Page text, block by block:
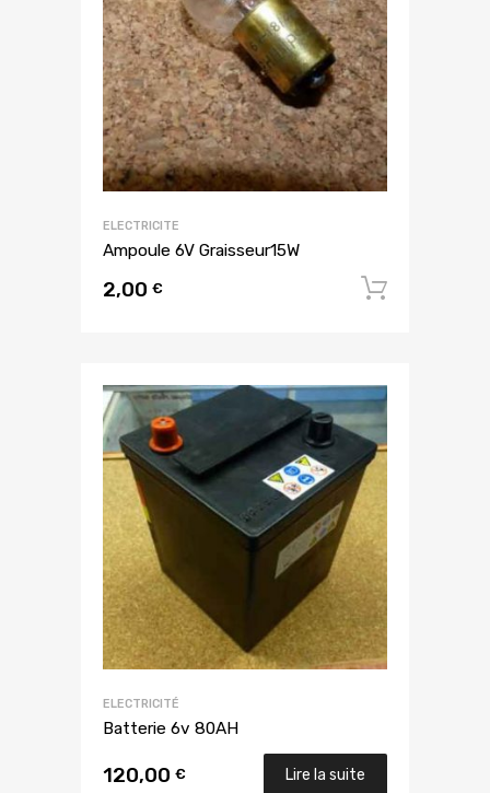
ELECTRICITE
Ampoule 6V Graisseur15W
2,00 €
ELECTRICITÉ
Batterie 6v 80AH
120,00 € Lire la suite